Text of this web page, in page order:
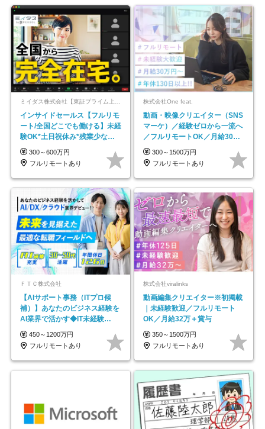
インサイドセールス【フルリモ
ート/全国どこでも働ける】未経
験OK*土日祝休み*残業少なめ*
在宅勤務手当あり
300～600万円
フルリモートあり
株式会社One feat.
動画・映像クリエイター（SNS
マーケ）／経験ゼロから一流へ
／フルリモートOK／月給30万
円～／年休130日以上
300～1500万円
フルリモートあり
ＦＴＣ株式会社
【AIサポート事務（ITプロ候
補）】あなたのビジネス経験を
AI業界で活かす◆IT未経験
OK◆目指せるコンサル
450～1200万円
フルリモートあり
株式会社viralinks
動画編集クリエイター※初掲載
｜未経験歓迎／フルリモート
OK／月給32万＋賞与
350～1500万円
フルリモートあり